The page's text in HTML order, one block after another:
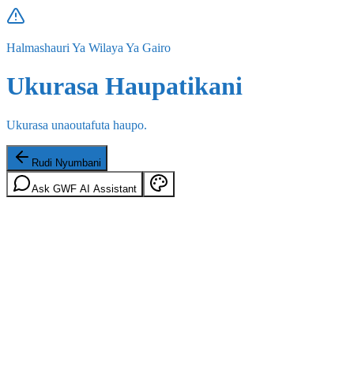
Halmashauri Ya Wilaya Ya Gairo
Ukurasa Haupatikani
Ukurasa unaoutafuta haupo.
Rudi Nyumbani
Ask GWF AI Assistant